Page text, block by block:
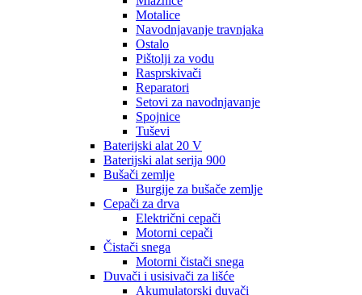
Motalice
Navodnjavanje travnjaka
Ostalo
Pištolji za vodu
Rasprskivači
Reparatori
Setovi za navodnjavanje
Spojnice
Tuševi
Baterijski alat 20 V
Baterijski alat serija 900
Bušači zemlje
Burgije za bušače zemlje
Cepači za drva
Električni cepači
Motorni cepači
Čistači snega
Motorni čistači snega
Duvači i usisivači za lišće
Akumulatorski duvači